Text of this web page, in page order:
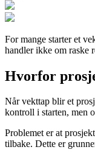
For mange starter et
handler ikke om raske
Hvorfor
Når vekttap blir et
kontroll i starten, men
Problemet er at
tilbake. Dette er